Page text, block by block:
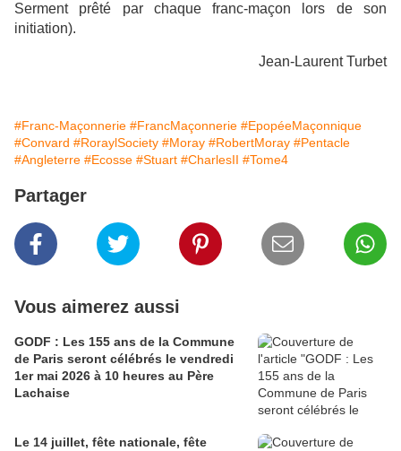
Serment prêté par chaque franc-maçon lors de son
initiation).
Jean-Laurent Turbet
#Franc-Maçonnerie #FrancMaçonnerie #EpopéeMaçonnique
#Convard #RoraylSociety #Moray #RobertMoray #Pentacle
#Angleterre #Ecosse #Stuart #CharlesII #Tome4
Partager
Vous aimerez aussi
GODF : Les 155 ans de la Commune
de Paris seront célébrés le vendredi
1er mai 2026 à 10 heures au Père
Lachaise
Le 14 juillet, fête nationale, fête